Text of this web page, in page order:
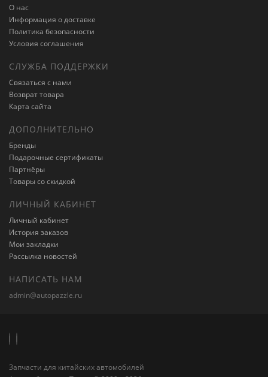
О нас
Информация о доставке
Политика безопасности
Условия соглашения
СЛУЖБА ПОДДЕРЖКИ
Связаться с нами
Возврат товара
Карта сайта
ДОПОЛНИТЕЛЬНО
Бренды
Подарочные сертификаты
Партнёры
Товары со скидкой
ЛИЧНЫЙ КАБИНЕТ
Личный кабинет
История заказов
Мои закладки
Рассылка новостей
НАПИСАТЬ НАМ
admin@autopazzle.ru
Запчасти для китайских автомобилей